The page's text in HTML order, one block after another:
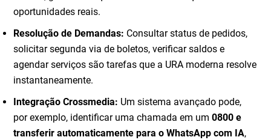
oportunidades reais.
Resolução de Demandas: Consultar status de pedidos,
solicitar segunda via de boletos, verificar saldos e
agendar serviços são tarefas que a URA moderna resolve
instantaneamente.
Integração Crossmedia: Um sistema avançado pode,
por exemplo, identificar uma chamada em um0800 e
transferir automaticamente para o WhatsApp com IA,